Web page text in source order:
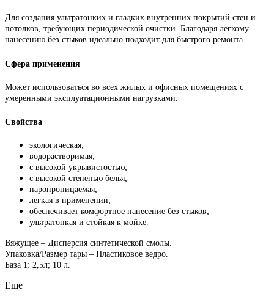
Для создания ультратонких и гладких внутренних покрытий стен и
потолков, требующих периодической очистки. Благодаря легкому
нанесению без стыков идеально подходит для быстрого ремонта.
Сфера применения
Может использоваться во всех жилых и офисных помещениях с
умеренными эксплуатационными нагрузками.
Свойства
экологическая;
водорастворимая;
с высокой укрывистостью;
с высокой степенью белья;
паропроницаемая;
легкая в применении;
обеспечивает комфортное нанесение без стыков;
ультратонкая и стойкая к мойке.
Вяжущее – Дисперсия синтетической смолы.
Упаковка/Размер тары – Пластиковое ведро.
База 1: 2,5л; 10 л.
Еще